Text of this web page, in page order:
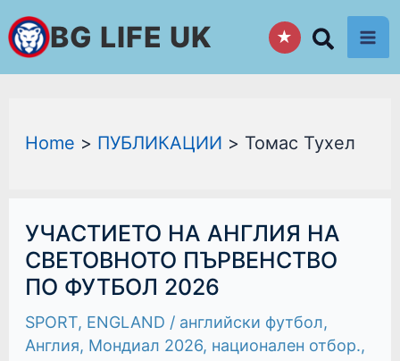
Skip
to
content
BG LIFE UK ★
Home ПУБЛИКАЦИИ Томас Тухел
УЧАСТИЕТО НА АНГЛИЯ НА
СВЕТОВНОТО ПЪРВЕНСТВО
ПО ФУТБОЛ 2026
SPORT, ENGLAND / английски футбол,
Англия, Мондиал 2026, национален отбор.,
УЧАСТИЕТО
НА
АНГЛИЯ
НА
СВЕТОВНОТО
ПЪРВЕНСТВО
ПО
ФУТБОЛ
2026